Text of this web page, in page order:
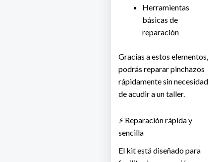
Herramientas
básicas de
reparación
Gracias a estos elementos,
podrás reparar pinchazos
rápidamente sin necesidad
de acudir a un taller.
⚡ Reparación rápida y
sencilla
El kit está diseñado para